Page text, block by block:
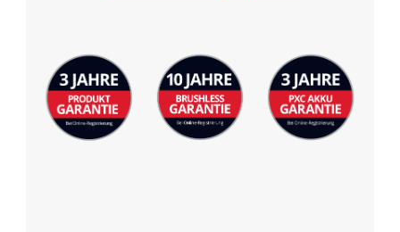
Powered by
Usercentrics Consent
Management Platform